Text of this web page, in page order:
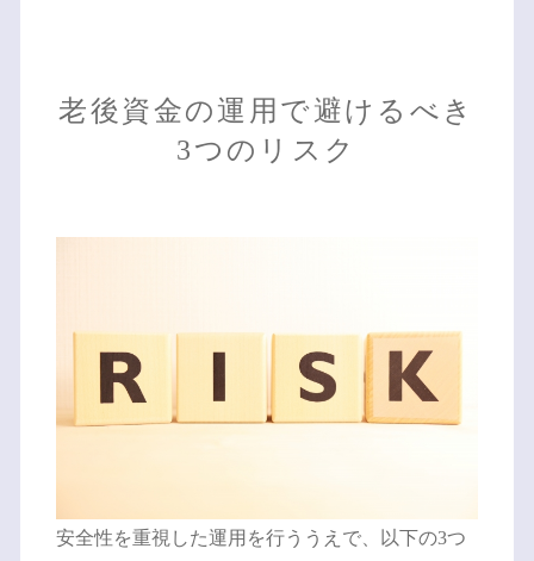
老後資金の運用で避けるべき
3つのリスク
安全性を重視した運用を行ううえで、以下の3つ